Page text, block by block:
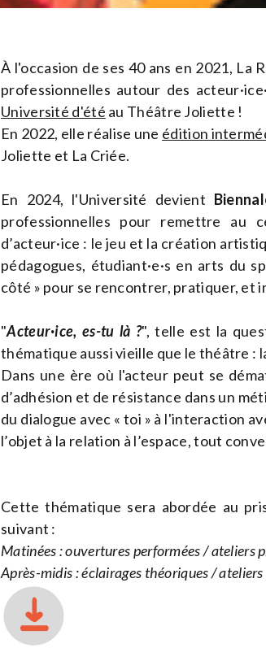
À l'occasion de ses 40 ans en 2021,
professionnelles autour des
Université d'été au Théâtre Joliette !
En 2022, elle réalise une édition
Joliette et La Criée.
En 2024, l'Université devient
professionnelles pour remettre
d’acteur·ice : le jeu et la création
pédagogues, étudiant·e·s en arts du
côté » pour se rencontrer, pratiquer, et
"Acteur·ice, es-tu là ?", telle est la
thématique aussi vieille que le théâtre :
Dans une ère où l'acteur peut se
d’adhésion et de résistance dans un
du dialogue avec « toi » à l'interaction
l’objet à la relation à l’espace, tout
Cette thématique sera abordée au
suivant :
Matinées : ouvertures performées / ateliers
Après-midis : éclairages théoriques /